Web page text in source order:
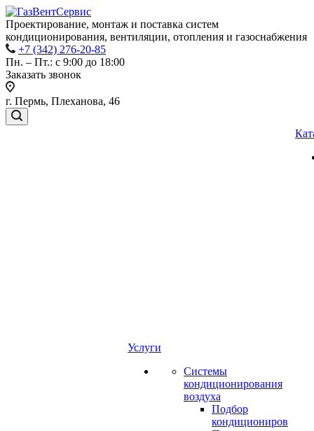
Проектирование, монтаж и поставка систем
кондиционирования, вентиляции, отопления и газоснабжения
+7 (342) 276-20-85
Пн. – Пт.: с 9:00 до 18:00
Заказать звонок
г. Пермь, Плеханова, 46
Услуги
Системы
кондиционирования
воздуха
Подбор
кондициониров